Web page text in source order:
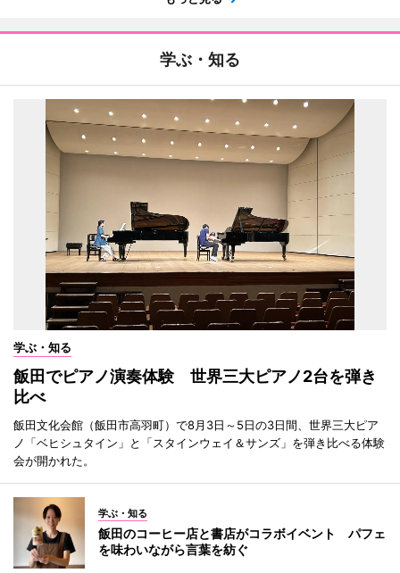
学ぶ・知る
学ぶ・知る
飯田でピアノ演奏体験 世界三大ピアノ2台を弾き
比べ
飯田文化会館（飯田市高羽町）で8月3日～5日の3日間、世界三大ピア
ノ「ベヒシュタイン」と「スタインウェイ＆サンズ」を弾き比べる体験
会が開かれた。
学ぶ・知る
飯田のコーヒー店と書店がコラボイベント パフェ
を味わいながら言葉を紡ぐ